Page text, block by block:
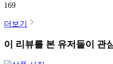
169
더보기
이 리뷰를 본 유저들이 관